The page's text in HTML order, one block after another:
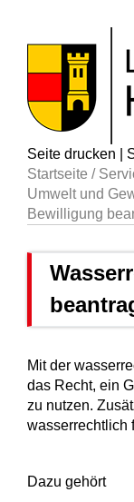
Seite drucken
Startseite /
Umwelt und
Bewilligung
Mit der
das Recht, ein
zu nutzen.
wasserrechtlich
Dazu gehört